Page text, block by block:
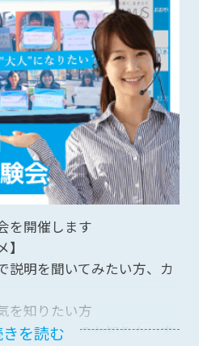
を開催します
説明を聞いてみたい方、カ
を知りたい方
時期がいいのか知りたい方
を読む